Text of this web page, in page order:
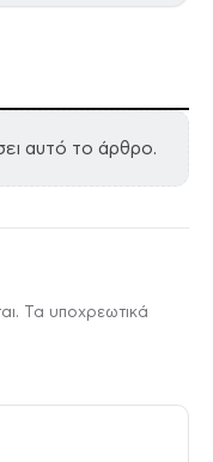
αυτό το άρθρο.
Τα υποχρεωτικά